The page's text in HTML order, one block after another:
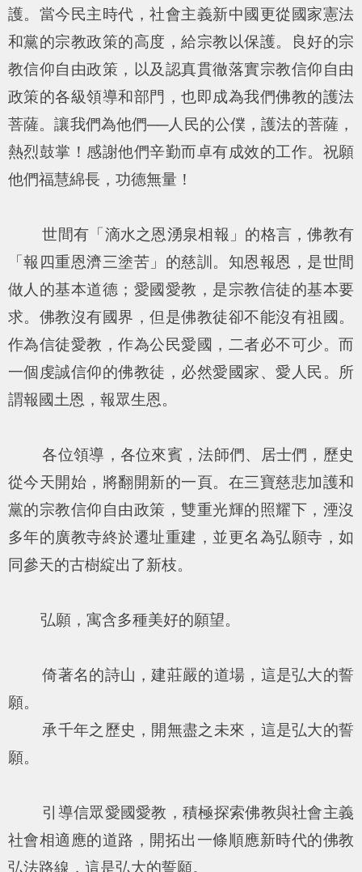
護。當今民主時代，社會主義新中國更從國家憲法
和黨的宗教政策的高度，給宗教以保護。良好的宗
教信仰自由政策，以及認真貫徹落實宗教信仰自由
政策的各級領導和部門，也即成為我們佛教的護法
菩薩。讓我們為他們──人民的公僕，護法的菩薩，
熱烈鼓掌！感謝他們辛勤而卓有成效的工作。祝願
他們福慧綿長，功德無量！
世間有「滴水之恩湧泉相報」的格言，佛教有
「報四重恩濟三塗苦」的慈訓。知恩報恩，是世間
做人的基本道德；愛國愛教，是宗教信徒的基本要
求。佛教沒有國界，但是佛教徒卻不能沒有祖國。
作為信徒愛教，作為公民愛國，二者必不可少。而
一個虔誠信仰的佛教徒，必然愛國家、愛人民。所
謂報國土恩，報眾生恩。
各位領導，各位來賓，法師們、居士們，歷史
從今天開始，將翻開新的一頁。在三寶慈悲加護和
黨的宗教信仰自由政策，雙重光輝的照耀下，湮沒
多年的廣教寺終於遷址重建，並更名為弘願寺，如
同參天的古樹綻出了新枝。
弘願，寓含多種美好的願望。
倚著名的詩山，建莊嚴的道場，這是弘大的誓
願。
承千年之歷史，開無盡之未來，這是弘大的誓
願。
引導信眾愛國愛教，積極探索佛教與社會主義
社會相適應的道路，開拓出一條順應新時代的佛教
弘法路線，這是弘大的誓願。